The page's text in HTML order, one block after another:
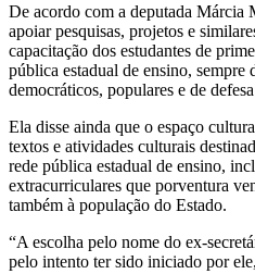
De acordo com a deputada Márcia
apoiar pesquisas, projetos e
capacitação dos estudantes de
pública estadual de ensino, sempre
democráticos, populares e de
Ela disse ainda que o espaço
textos e atividades culturais
rede pública estadual de ensino,
extracurriculares que porventura
também à população do Estado.
“A escolha pelo nome do ex-
pelo intento ter sido iniciado por